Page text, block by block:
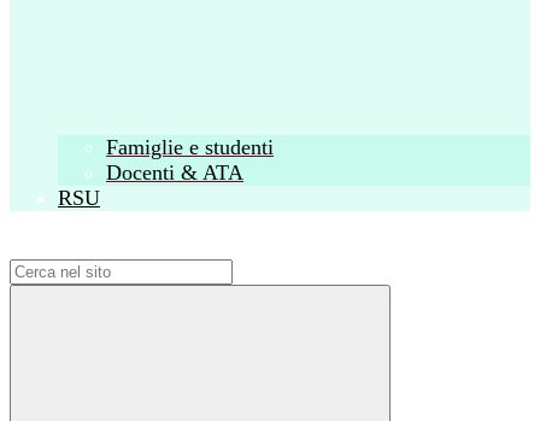
Famiglie e studenti
Docenti & ATA
RSU